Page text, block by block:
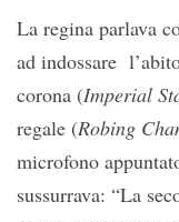
La regina parlava
ad indossare
corona (Imperial
regale (Robing
microfono
sussurrava: “La